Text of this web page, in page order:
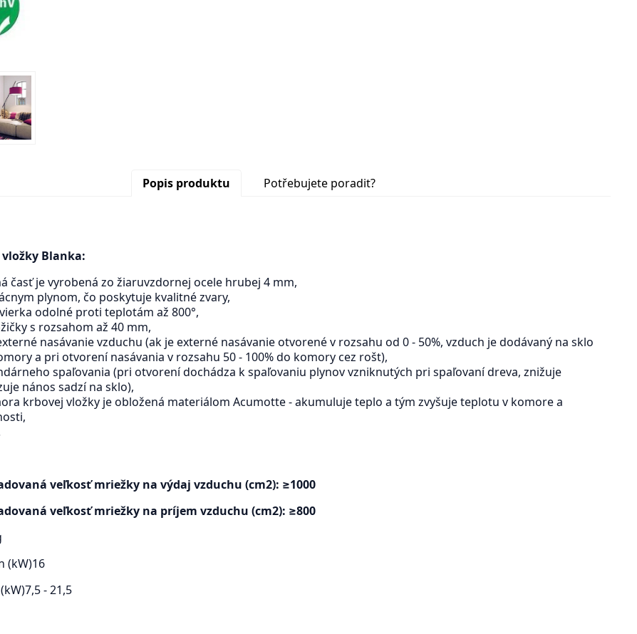
Popis produktu Potřebujete poradit?
Blanka:
časť je vyrobená zo žiaruvzdornej ocele hrubej 4 mm,
plynom, čo poskytuje kvalitné zvary,
odolné proti teplotám až 800°,
s rozsahom až 40 mm,
nasávanie vzduchu (ak je externé nasávanie otvorené v rozsahu od 0 - 50%, vzduch je dodávaný na sklo
a pri otvorení nasávania v rozsahu 50 - 100% do komory cez rošt),
spaľovania (pri otvorení dochádza k spaľovaniu plynov vzniknutých pri spaľovaní dreva, znižuje
nános sadzí na sklo),
krbovej vložky je obložená materiálom Acumotte - akumuluje teplo a tým zvyšuje teplotu v komore a
veľkosť mriežky na výdaj vzduchu (cm2): ≥1000
veľkosť mriežky na príjem vzduchu (cm2): ≥800
(kW)16
7,5 - 21,5